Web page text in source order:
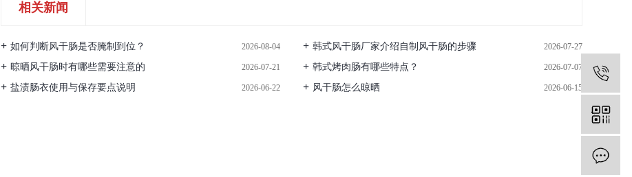
相关新闻
如何判断风干肠是否腌制到位？ 2026-08-04 韩式风干肠厂家介绍自制风干肠的步骤 2026-07-27
晾晒风干肠时有哪些需要注意的 2026-07-21 韩式烤肉肠有哪些特点？ 2026-07-07
盐渍肠衣使用与保存要点说明 2026-06-22 风干肠怎么晾晒 2026-06-15